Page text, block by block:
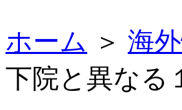
ホーム ＞ 海
下院と異なる